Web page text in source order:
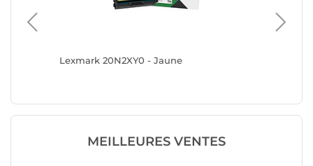
Lexmark 20N2XY0 - Jaune
MEILLEURES VENTES